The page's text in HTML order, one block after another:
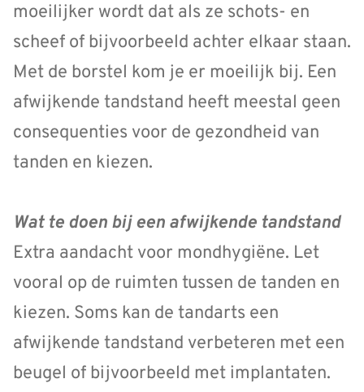
moeilijker wordt dat als ze schots- en
scheef of bijvoorbeeld achter elkaar staan.
Met de borstel kom je er moeilijk bij. Een
afwijkende tandstand heeft meestal geen
consequenties voor de gezondheid van
tanden en kiezen.
Wat te doen bij een afwijkende tandstand
Extra aandacht voor mondhygiëne. Let
vooral op de ruimten tussen de tanden en
kiezen. Soms kan de tandarts een
afwijkende tandstand verbeteren met een
beugel of bijvoorbeeld met implantaten.